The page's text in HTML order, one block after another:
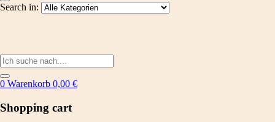
Search in:
0 Warenkorb 0,00 €
Shopping cart